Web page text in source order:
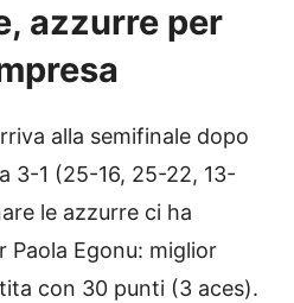
azzurre per
alla semifinale dopo
3-1 (25-16, 25-22, 13-
le azzurre ci ha
Paola Egonu: miglior
con 30 punti (3 aces).